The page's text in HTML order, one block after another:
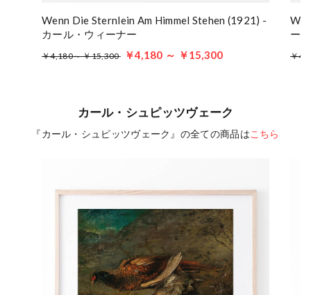
Wenn Die Sternlein Am Himmel Stehen (1921) -
カール・ウィーナー
￥4,180～ ￥15,300 ￥4,180 ～ ￥15,300
ー
￥
カール・シュピッツヴェーク
『カール・シュピッツヴェーク』の全ての商品はこちら